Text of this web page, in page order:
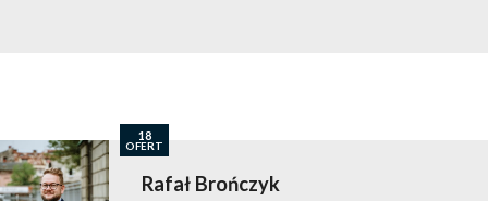
Rafał Brończyk
18
OFERT